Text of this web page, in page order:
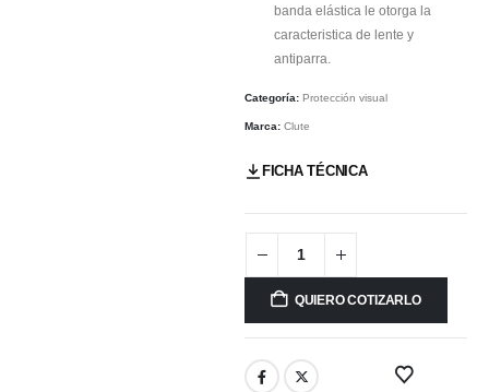
banda elástica le otorga la
caracteristica de lente y
antiparra.
Categoría: Protección visual
Marca: Clute
FICHA TÉCNICA
QUIERO COTIZARLO